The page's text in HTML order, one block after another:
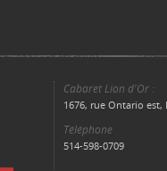
Cabaret Lion d'Or :
1676, rue Ontario est,
Téléphone
514-598-0709